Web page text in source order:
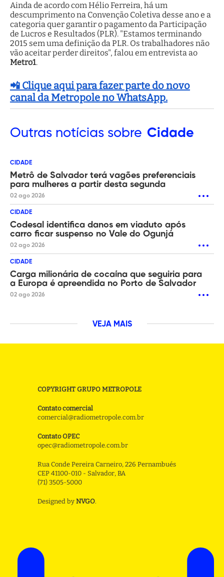
Ainda de acordo com Hélio Ferreira, há um
descumprimento na Convenção Coletiva desse ano e a
categoria quer garantir o pagamento da Participação
de Lucros e Resultados (PLR). "Estamos terminando
2015 sem uma definição da PLR. Os trabalhadores não
vão aceitar perder direitos", falou em entrevista ao
Metro1.
📲 Clique aqui para fazer parte do novo
canal da Metropole no WhatsApp.
Outras notícias sobre Cidade
CIDADE
Metrô de Salvador terá vagões preferenciais
para mulheres a partir desta segunda
02 ago 2026
CIDADE
Codesal identifica danos em viaduto após
carro ficar suspenso no Vale do Ogunjá
02 ago 2026
CIDADE
Carga milionária de cocaína que seguiria para
a Europa é apreendida no Porto de Salvador
02 ago 2026
VEJA MAIS
COPYRIGHT GRUPO METROPOLE
Contato comercial
comercial@radiometropole.com.br
Contato OPEC
opec@radiometropole.com.br
Rua Conde Pereira Carneiro, 226 Pernambués
CEP 41100-010 - Salvador, BA
(71) 3505-5000
Designed by NVGO.